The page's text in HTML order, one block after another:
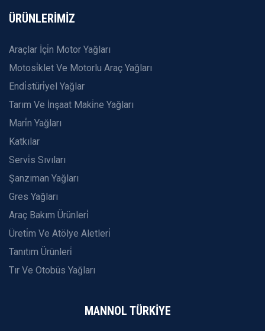
ÜRÜNLERİMİZ
Araçlar İçi̇n Motor Yağları
Motosi̇klet Ve Motorlu Araç Yağları
Endi̇stüri̇yel Yağlar
Tarım Ve İnşaat Maki̇ne Yağları
Mari̇n Yağları
Katkılar
Servi̇s Sıvıları
Şanzıman Yağları
Gres Yağları
Araç Bakım Ürünleri̇
Üreti̇m Ve Atölye Aletleri̇
Tanıtım Ürünleri̇
Tır Ve Otobüs Yağları
MANNOL TÜRKİYE